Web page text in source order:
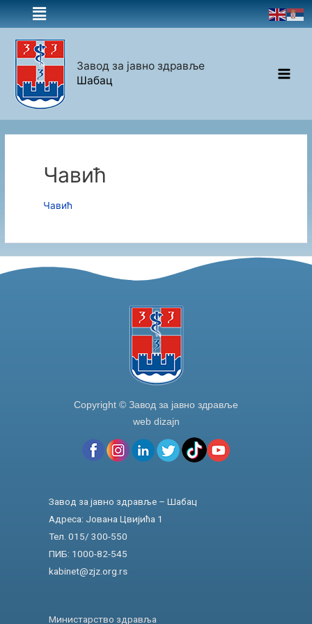
Завод за јавно здравље
Шабац
Чавић
Чавић
Copyright © Завод за јавно здравље
web dizajn
Завод за јавно здравље – Шабац
Адреса: Јована Цвијића 1
Тел. 015/ 300-550
ПИБ: 1000-82-545
kabinet@zjz.org.rs
Министарство здравља